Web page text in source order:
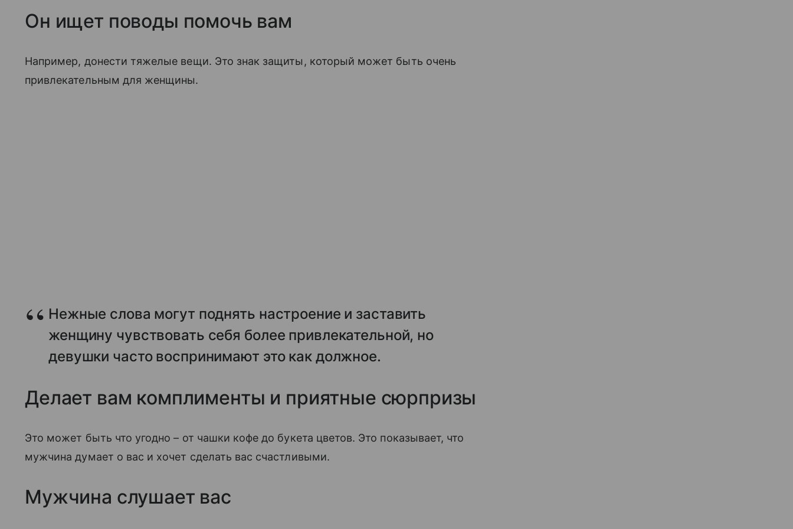
Он ищет поводы помочь вам
Например, донести тяжелые вещи. Это знак защиты, который может быть очень
привлекательным для женщины.
Нежные слова могут поднять настроение и заставить
женщину чувствовать себя более привлекательной, но
девушки часто воспринимают это как должное.
Делает вам комплименты и приятные сюрпризы
Это может быть что угодно– от чашки кофе до букета цветов. Это показывает, что
мужчина думает о вас и хочет сделать вас счастливыми.
Мужчина слушает вас